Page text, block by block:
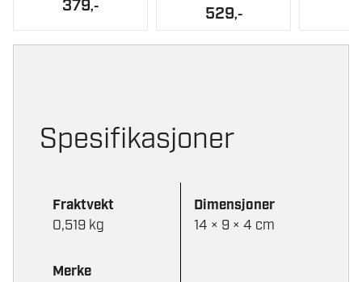
379,- 529,-
velges
Spesifikasjoner
Fraktvekt
0,519 kg
Dimensjoner
14 × 9 × 4 cm
Merke